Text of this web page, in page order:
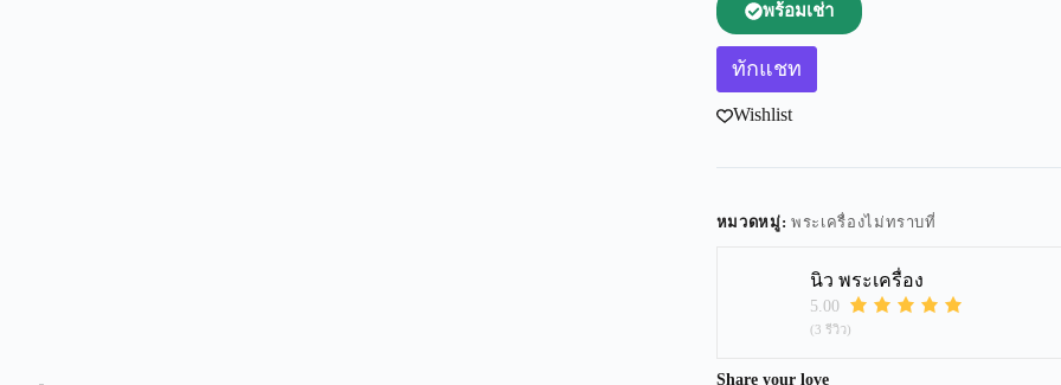
พร้อมเช่า
ทักแชท
Wishlist
หมวดหมู่: พระเครื่องไม่ทราบที่
นิว พระเครื่อง
5.00
(3 รีวิว)
Share your love